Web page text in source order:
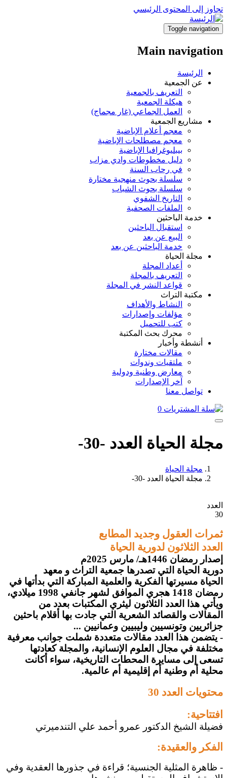
تجاوز إلى المحتوى الرئيسي
Toggle navigation
Main navigation
الرئيسة
عن الجمعية
التعريف بالجمعية
هيكلة الجمعية
العمل الجماعي (غار مجماج)
مشاريع الجمعية
معجم أعلام الإباضية
معجم مصطلحات الإباضية
بيبليوغرافيا الإباضية
دليل مخطوطات وادي مزاب
في رحاب السنة
سلسلة بحوث منهجية مختارة
سلسلة بحوث الشباب
التاريخ الشفوي
الملفات الصحفية
خدمة الباحثين
استقبال الباحثين
البيع عن بعد
خدمة الباحثين عن بعد
مجلة الحياة
أعداد المجلة
التعريف بالمجلة
قواعد النشر في المجلة
مكتبة التراث
النشاط والأهداف
مؤلفات وإصدارات
كتب للتحميل
محرك بحث المكتبة
أنشطة وأخبار
مقالات مختارة
ملتقيات وندوات
معارض وطنية ودولية
آخر الإصدارات
تواصل معنا
0
مجلة الحياة العدد -30-
مجلة الحياة
مجلة الحياة العدد -30-
العدد
30
ثمرات العقول وجديد المطابع
العدد الثلاثون لدورية الحياة
إصدار رمضان 1446هـ/ مارس 2025م
دورية الحياة التي تصدرها جمعية التراث و معهد
الحياة مسيرتها الفكرية والعلمية المباركة التي بدأتها في
رمضان 1418 هجري الموافق لشهر جانفي 1998 ميلادي،
ويأتي هذا العدد الثلاثون ليثري المكتبات بعدد من
المقالات والقصائد الشعرية التي جادت بها أقلام باحثين
جزائريين وتونسيين وليبيين وعمانيين ...
- يتضمن هذا العدد مقالات متعددة شملت جوانب معرفية
مختلفة في مجال العلوم الإنسانية، والمجلة كعادتها
تسعى إلى مسايرة المحطات التاريخية، سواء أكانت
محلية أم وطنية أم إقليمية أم عالمية.
محتويات العدد 30
افتتاحية:
فضيلة الشيخ الدكتور عمرو أحمد علي التندميرتي
الفكر والعقيدة:
- ظاهرة المثلية الجنسية؛ قراءة في جذورها العقدية وفي